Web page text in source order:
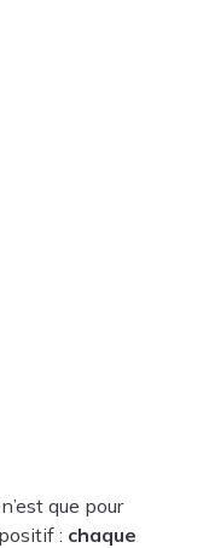
que pour
: chaque